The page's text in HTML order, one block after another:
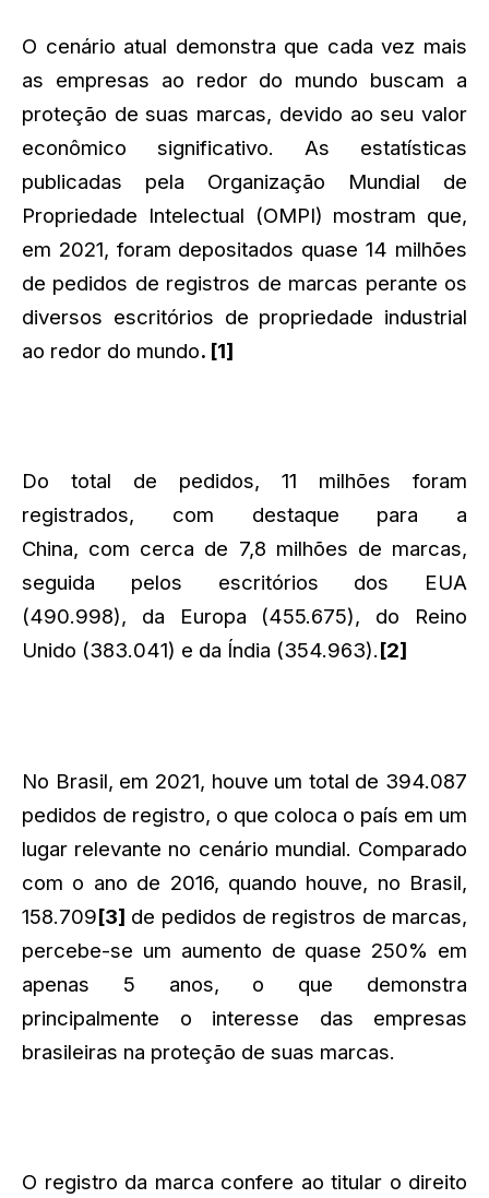
O cenário atual demonstra que cada vez mais
as empresas ao redor do mundo buscam a
proteção de suas marcas, devido ao seu valor
econômico significativo. As estatísticas
publicadas pela Organização Mundial de
Propriedade Intelectual (OMPI) mostram que,
em 2021, foram depositados quase 14 milhões
de pedidos de registros de marcas perante os
diversos escritórios de propriedade industrial
ao redor do mundo. [1]
Do total de pedidos, 11 milhões foram
registrados, com destaque para a
China, com cerca de 7,8 milhões de marcas,
seguida pelos escritórios dos EUA
(490.998), da Europa (455.675), do Reino
Unido (383.041) e da Índia (354.963).[2]
No Brasil, em 2021, houve um total de 394.087
pedidos de registro, o que coloca o país em um
lugar relevante no cenário mundial. Comparado
com o ano de 2016, quando houve, no Brasil,
158.709[3] de pedidos de registros de marcas,
percebe-se um aumento de quase 250% em
apenas 5 anos, o que demonstra
principalmente o interesse das empresas
brasileiras na proteção de suas marcas.
O registro da marca confere ao titular o direito